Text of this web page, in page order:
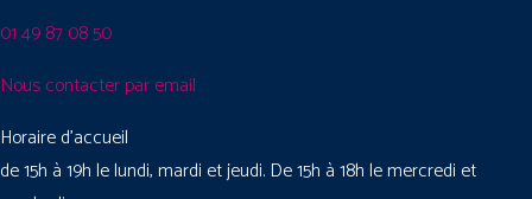
01 49 87 08 50
Nous contacter par email
Horaire d’accueil
de 15h à 19h le lundi, mardi et jeudi. De 15h à 18h le mercredi et